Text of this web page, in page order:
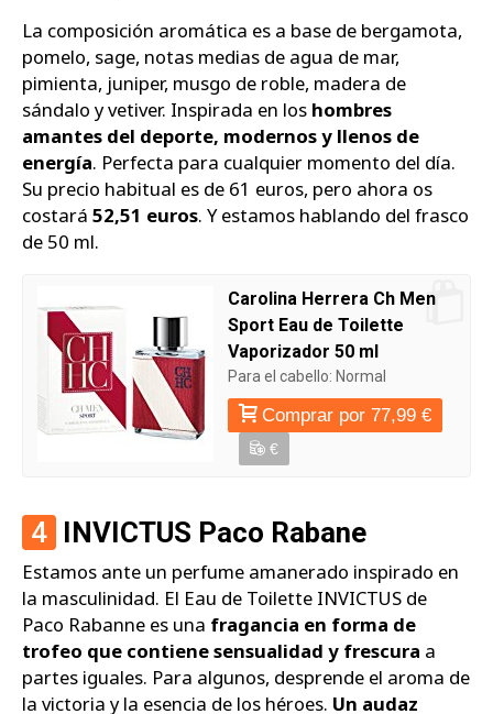
La composición aromática es a base de bergamota,
pomelo, sage, notas medias de agua de mar,
pimienta, juniper, musgo de roble, madera de
sándalo y vetiver. Inspirada en los hombres
amantes del deporte, modernos y llenos de
energía. Perfecta para cualquier momento del día.
Su precio habitual es de 61 euros, pero ahora os
costará 52,51 euros. Y estamos hablando del frasco
de 50 ml.
Carolina Herrera Ch Men
Sport Eau de Toilette
Vaporizador 50 ml
Para el cabello: Normal
Comprar por 77,99 €
€
4 INVICTUS Paco Rabane
Estamos ante un perfume amanerado inspirado en
la masculinidad. El Eau de Toilette INVICTUS de
Paco Rabanne es una fragancia en forma de
trofeo que contiene sensualidad y frescura a
partes iguales. Para algunos, desprende el aroma de
la victoria y la esencia de los héroes. Un audaz